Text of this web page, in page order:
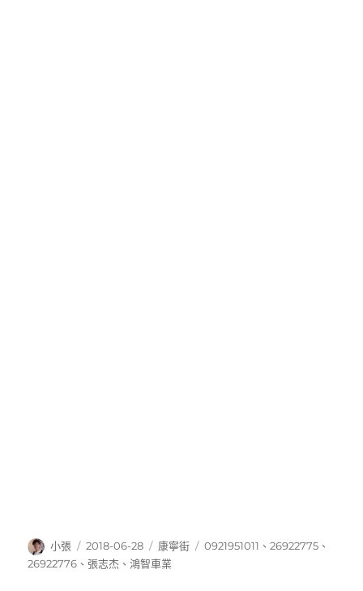
作
者
小張
發
佈
2018-06-28
分
類
康寧街
標
0921951011 、26922775 、
26922776 、張志杰 、鴻智車業